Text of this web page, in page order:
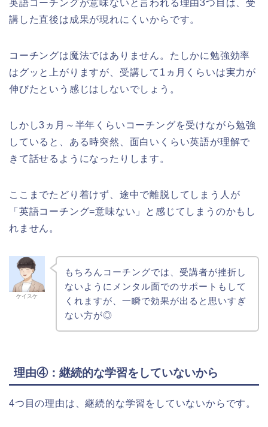
英語コーチングが意味ないと言われる理由3つ目は、受
講した直後は成果が現れにくいからです。
コーチングは魔法ではありません。たしかに勉強効率
はグッと上がりますが、受講して1ヵ月くらいは実力が
伸びたという感じはしないでしょう。
しかし3ヵ月～半年くらいコーチングを受けながら勉強
していると、ある時突然、面白いくらい英語が理解で
きて話せるようになったりします。
ここまでたどり着けず、途中で離脱してしまう人が
「英語コーチング=意味ない」と感じてしまうのかもし
れません。
ケイスケ
もちろんコーチングでは、受講者が挫折し
ないようにメンタル面でのサポートもして
くれますが、一瞬で効果が出ると思いすぎ
ない方が◎
理由④：継続的な学習をしていないから
4つ目の理由は、継続的な学習をしていないからです。